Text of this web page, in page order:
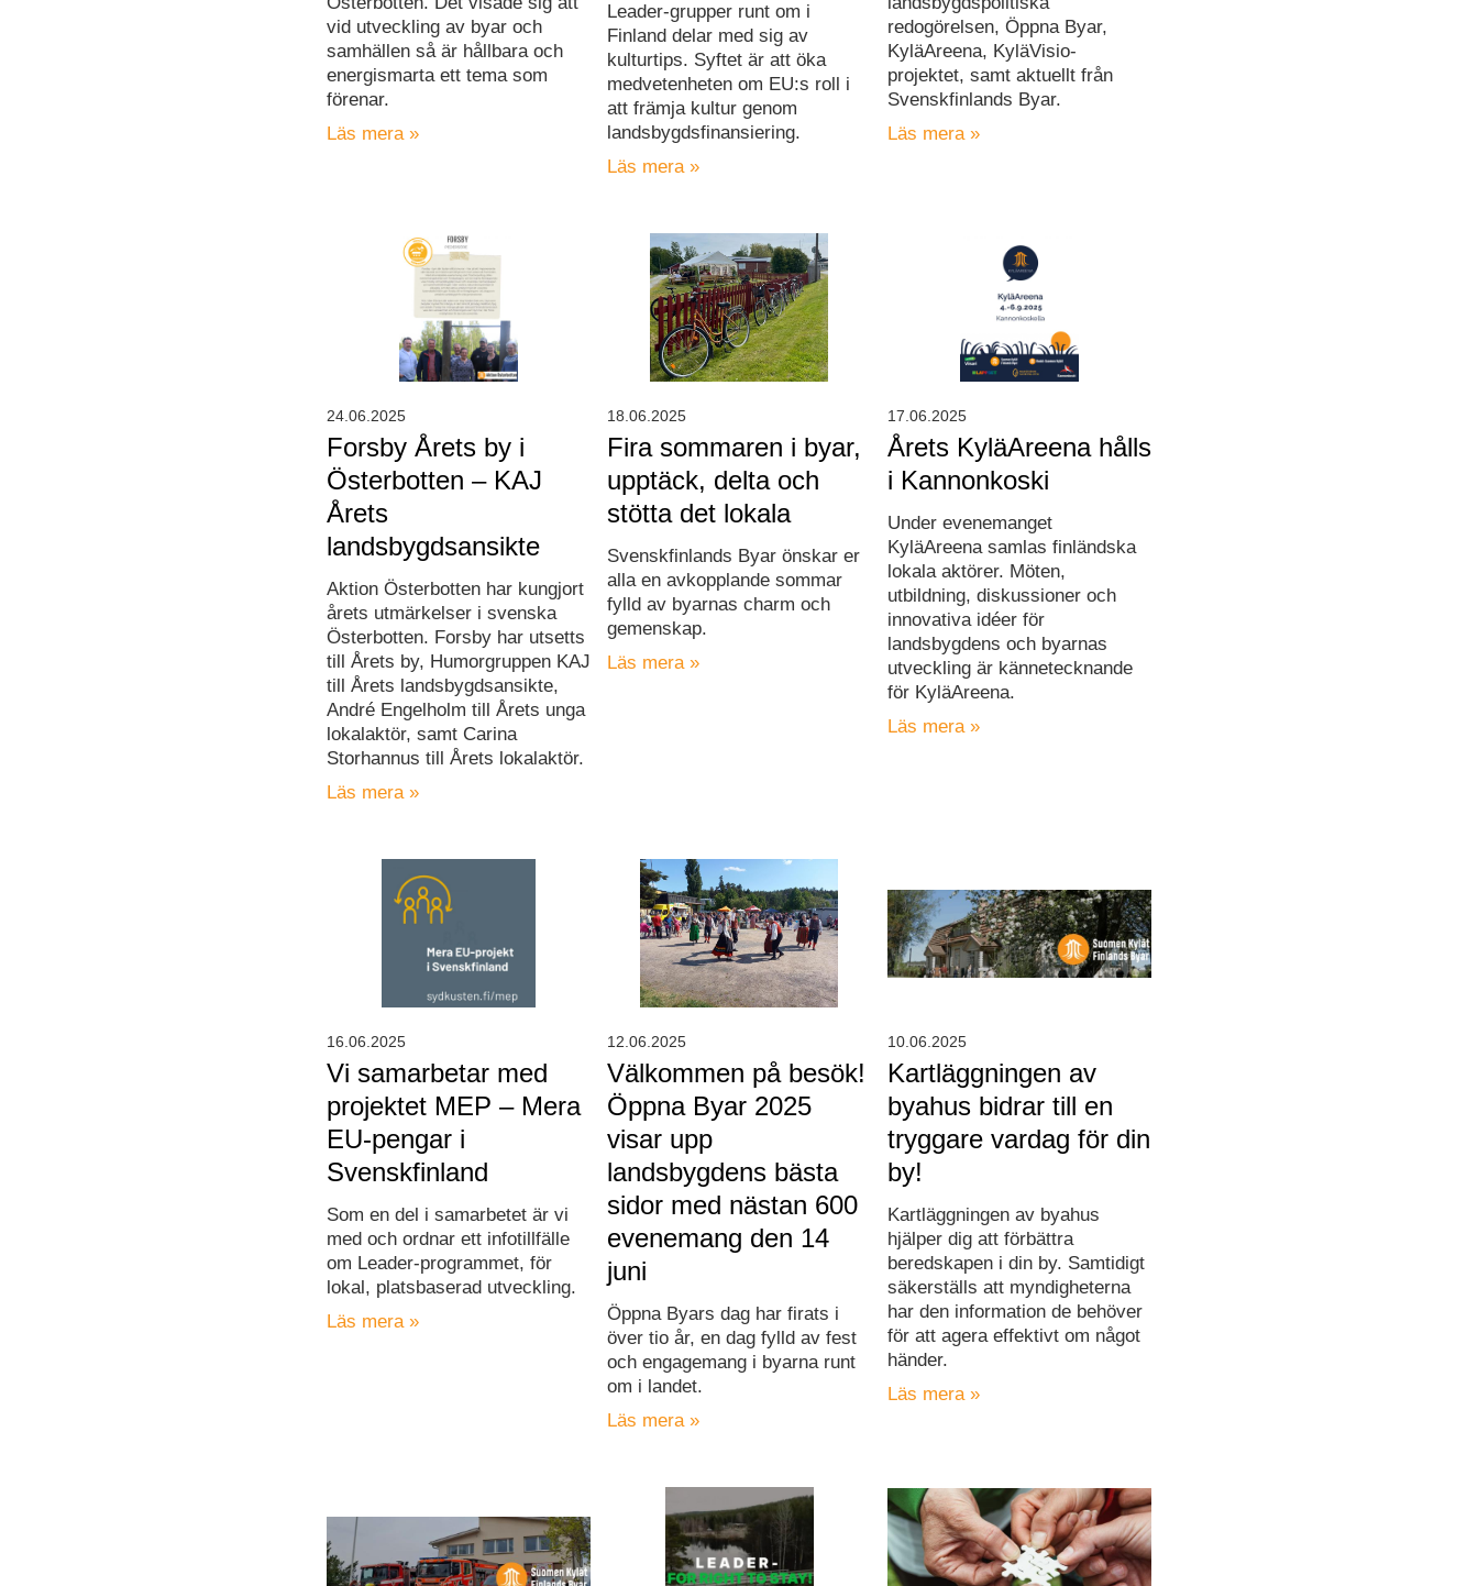
vid utveckling av byar och
samhällen så är hållbara och
energismarta ett tema som
förenar.
Läs mera »
Leader-grupper runt om i
Finland delar med sig av
kulturtips. Syftet är att öka
medvetenheten om EU:s roll i
att främja kultur genom
landsbygdsfinansiering.
Läs mera »
redogörelsen, Öppna Byar,
KyläAreena, KyläVisio-
projektet, samt aktuellt från
Svenskfinlands Byar.
Läs mera »
Forsby Årets by i
Österbotten – KAJ
Årets
landsbygdsansikte
Aktion Österbotten har kungjort
årets utmärkelser i svenska
Österbotten. Forsby har utsetts
till Årets by, Humorgruppen KAJ
till Årets landsbygdsansikte,
André Engelholm till Årets unga
lokalaktör, samt Carina
Storhannus till Årets lokalaktör.
Läs mera »
24.06.2025
Fira sommaren i byar,
upptäck, delta och
stötta det lokala
Svenskfinlands Byar önskar er
alla en avkopplande sommar
fylld av byarnas charm och
gemenskap.
Läs mera »
18.06.2025
Årets KyläAreena hålls
i Kannonkoski
Under evenemanget
KyläAreena samlas finländska
lokala aktörer. Möten,
utbildning, diskussioner och
innovativa idéer för
landsbygdens och byarnas
utveckling är kännetecknande
för KyläAreena.
Läs mera »
17.06.2025
Vi samarbetar med
projektet MEP – Mera
EU-pengar i
Svenskfinland
Som en del i samarbetet är vi
med och ordnar ett infotillfälle
om Leader-programmet, för
lokal, platsbaserad utveckling.
Läs mera »
16.06.2025
Välkommen på besök!
Öppna Byar 2025
visar upp
landsbygdens bästa
sidor med nästan 600
evenemang den 14
juni
Öppna Byars dag har firats i
över tio år, en dag fylld av fest
och engagemang i byarna runt
om i landet.
Läs mera »
12.06.2025
Kartläggningen av
byahus bidrar till en
tryggare vardag för din
by!
Kartläggningen av byahus
hjälper dig att förbättra
beredskapen i din by. Samtidigt
säkerställs att myndigheterna
har den information de behöver
för att agera effektivt om något
händer.
Läs mera »
10.06.2025